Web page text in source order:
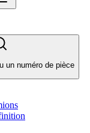
un numéro de pièce